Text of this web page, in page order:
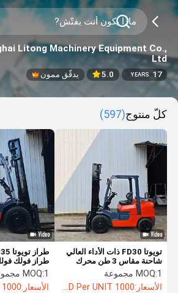
Litong Machinery Equipment Co.,
Ltd
17
YEARS
5.0 يدقّق ممون
كلّ منتوج(597)
محرك ومضخ
MOQ:1 مجموعة
الأسعار:1000 USD Per UNIT
تويوتا FD30 ذات الأداء العالي
شاحنة مقاس 3 طن محرك
ديزل اليابان
MOQ:1 مجموعة
الأسعار:1000 USD Per UNIT